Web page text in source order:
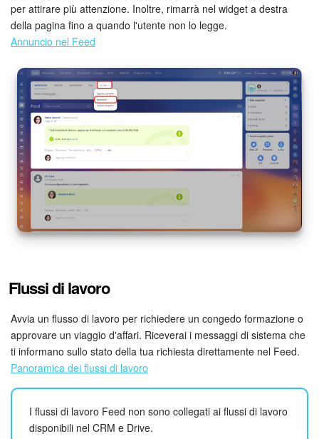
per attirare più attenzione. Inoltre, rimarrà nel widget a destra
della pagina fino a quando l'utente non lo legge.
Annuncio nel Feed
Flussi di lavoro
Avvia un flusso di lavoro per richiedere un congedo formazione o
approvare un viaggio d'affari. Riceverai i messaggi di sistema che
ti informano sullo stato della tua richiesta direttamente nel Feed.
Panoramica dei flussi di lavoro
I flussi di lavoro Feed non sono collegati ai flussi di lavoro
disponibili nel CRM e Drive.